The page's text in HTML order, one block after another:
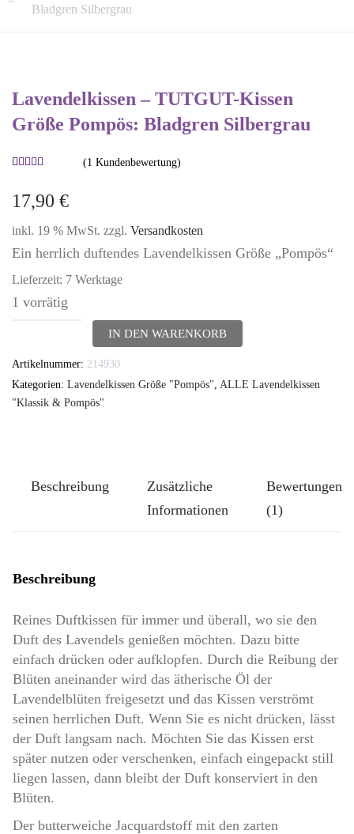
Bladgren Silbergrau
Lavendelkissen – TUTGUT-Kissen
Größe Pompös: Bladgren Silbergrau
mit5.00
von 5,
auf
Kundenbewertung
(1 Kundenbewertung)
17,90 €
inkl. 19 % MwSt. zzgl. Versandkosten
Ein herrlich duftendes Lavendelkissen Größe „Pompös“
Lieferzeit: 7 Werktage
1 vorrätig
TUTGUT-
Kissen
IN DEN WARENKORB
Artikelnummer: 214930
Kategorien: Lavendelkissen Größe "Pompös" ALLE Lavendelkissen
"Klassik & Pompös"
Beschreibung
Zusätzliche
Informationen
Bewertungen
(1)
Beschreibung
Reines Duftkissen für immer und überall, wo sie den
Duft des Lavendels genießen möchten. Dazu bitte
einfach drücken oder aufklopfen. Durch die Reibung der
Blüten aneinander wird das ätherische Öl der
Lavendelblüten freigesetzt und das Kissen verströmt
seinen herrlichen Duft. Wenn Sie es nicht drücken, lässt
der Duft langsam nach. Möchten Sie das Kissen erst
später nutzen oder verschenken, einfach eingepackt still
liegen lassen, dann bleibt der Duft konserviert in den
Blüten.
Der butterweiche Jacquardstoff mit den zarten